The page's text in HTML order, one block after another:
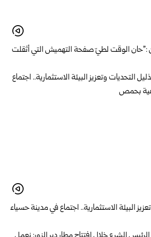
:”حان الوقت لطيّ صفحة التهميش التي أثقلت
البيئة الاستثمارية.. اجتماع في مدينة حسياء